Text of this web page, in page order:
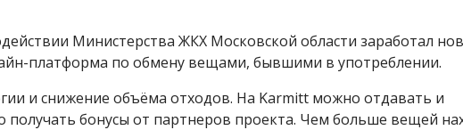
Министерства ЖКХ Московской области заработал
платформа по обмену вещами, бывшими в употреблении.
и снижение объёма отходов. На Karmitt можно отдавать и
получать бонусы от партнеров проекта. Чем больше вещей